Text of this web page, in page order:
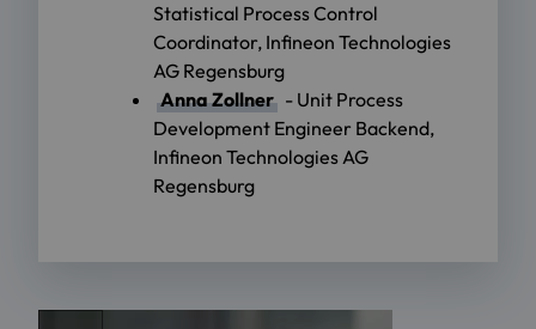
Statistical Process Control
Coordinator, Infineon Technologies
AG Regensburg
Anna Zollner - Unit Process
Development Engineer Backend,
Infineon Technologies AG
Regensburg